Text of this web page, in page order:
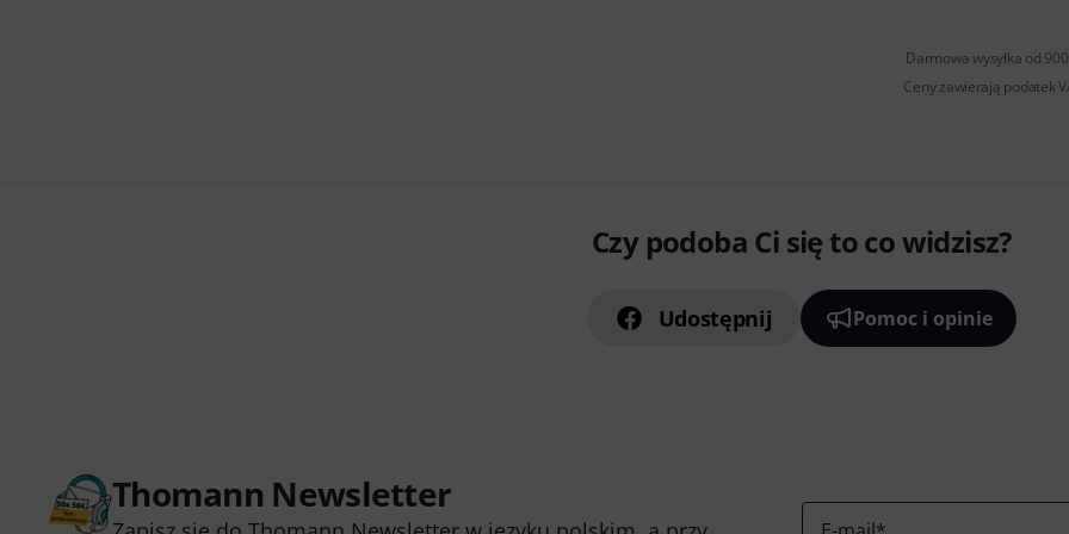
Darmowa wysyłka od 900
Ceny zawierają podatek
Czy podoba Ci się to co widzisz?
Udostępnij Pomoc i opinie
Thomann Newsletter